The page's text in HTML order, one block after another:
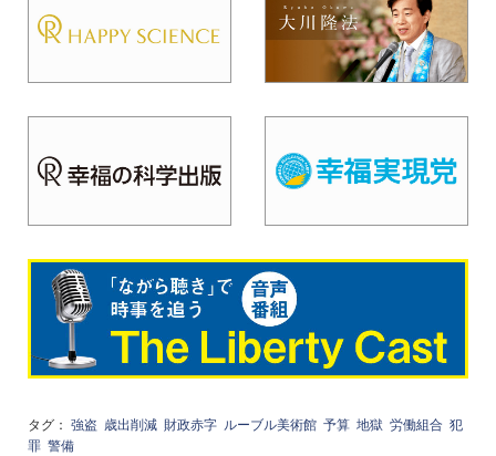
タグ： 強盗 歳出削減 財政赤字 ルーブル美術館 予算 地獄 労働組合 犯
罪 警備